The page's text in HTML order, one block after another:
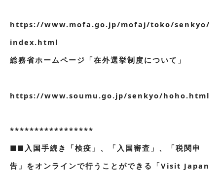
https://www.mofa.go.jp/mofaj/toko/senkyo/
index.html
総務省ホームページ「在外選挙制度について」
https://www.soumu.go.jp/senkyo/hoho.html
*****************
■■入国手続き「検疫」、「入国審査」、「税関申
告」をオンラインで行うことができる「Visit Japan